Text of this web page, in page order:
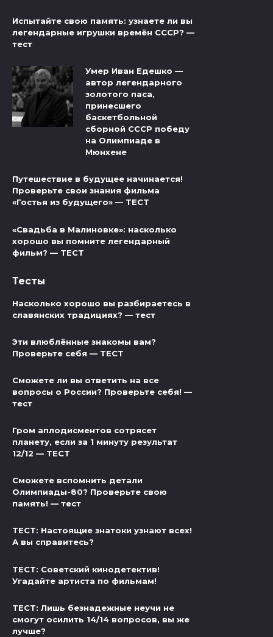
Испытайте свою память: узнаете ли вы
легендарные игрушки времён СССР? —
тест
Умер Иван Едешко —
автор легендарного
золотого паса,
принесшего
баскетбольной
сборной СССР победу
на Олимпиаде в
Мюнхене
Путешествие в будущее начинается!
Проверьте свои знания фильма
«Гостья из будущего» — ТЕСТ
«Свадьба в Малиновке»: насколько
хорошо вы помните легендарный
фильм? — ТЕСТ
Тесты
Насколько хорошо вы разбираетесь в
славянских традициях? — тест
Эти влюблённые знакомы вам?
Проверьте себя — ТЕСТ
Сможете ли вы ответить на все
вопросы о России? Проверьте себя! —
тест
Гром аплодисментов сотрясет
планету, если за 1 минуту результат
12/12 — ТЕСТ
Сможете вспомнить детали
Олимпиады-80? Проверьте свою
память! — тест
ТЕСТ: Настоящие знатоки узнают всех!
А вы справитесь?
ТЕСТ: Советский кинодетектив!
Угадайте артиста по фильмам!
ТЕСТ: Лишь безнадежные неучи не
смогут осилить 14/14 вопросов, вы же
лучше?